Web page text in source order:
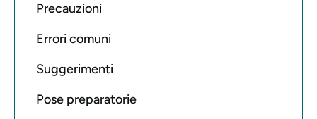
Precauzioni
Errori comuni
Suggerimenti
Pose preparatorie